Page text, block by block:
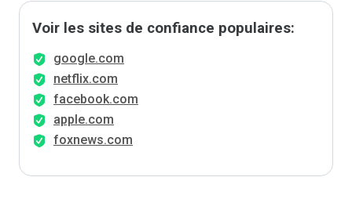
Voir les sites de confiance populaires:
google.com
netflix.com
facebook.com
apple.com
foxnews.com